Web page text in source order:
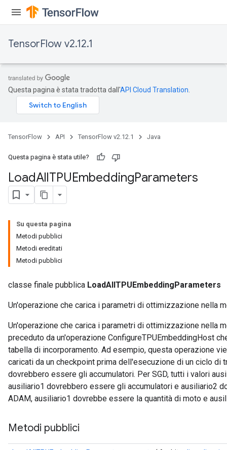
TensorFlow v2.12.1
Questa pagina è stata tradotta dall'API Cloud Translation
TensorFlow API TensorFlow v2.12.1 Java
Questa pagina è stata utile?
LoadAllTPUEmbeddingParameters
Su questa pagina
Metodi pubblici
Metodi ereditati
Metodi pubblici
classe finale pubblica LoadAllTPUEmbeddingParameters
Un'operazione che carica i parametri di ottimizzazione nella
Un'operazione che carica i parametri di ottimizzazione nella
preceduto da un'operazione ConfigureTPUEmbeddingHost
tabella di incorporamento. Ad esempio, questa operazione
caricati da un checkpoint prima dell'esecuzione di un ciclo di
dovrebbero essere gli accumulatori. Per SGD, tutti i valori
ausiliario1 dovrebbero essere gli accumulatori e ausiliario2
ADAM, ausiliario1 dovrebbe essere la quantità di moto e
Metodi pubblici